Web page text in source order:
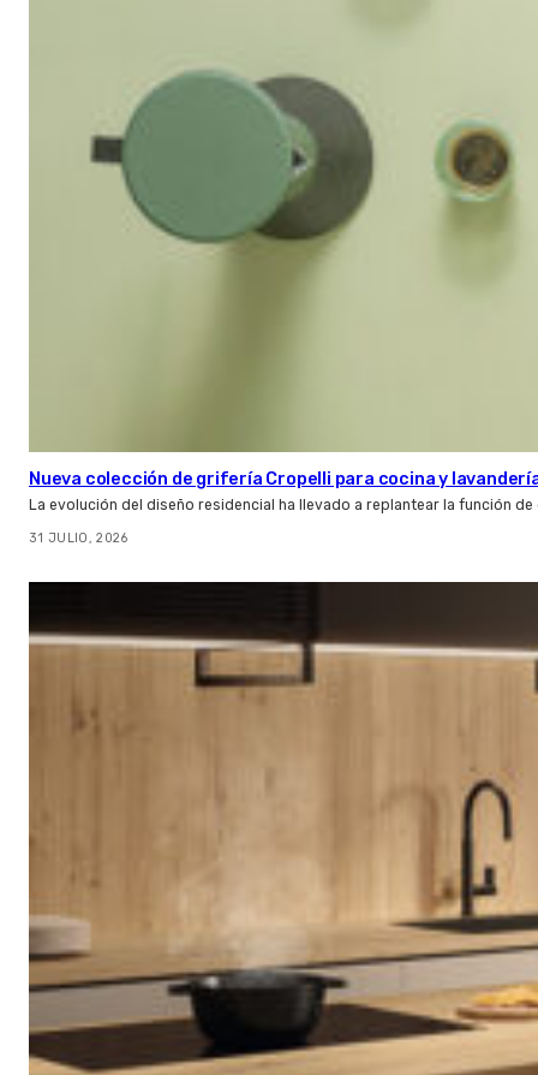
Nueva colección de grifería Cropelli para cocina y
La evolución del diseño residencial ha llevado a replantear la función
31 JULIO, 2026